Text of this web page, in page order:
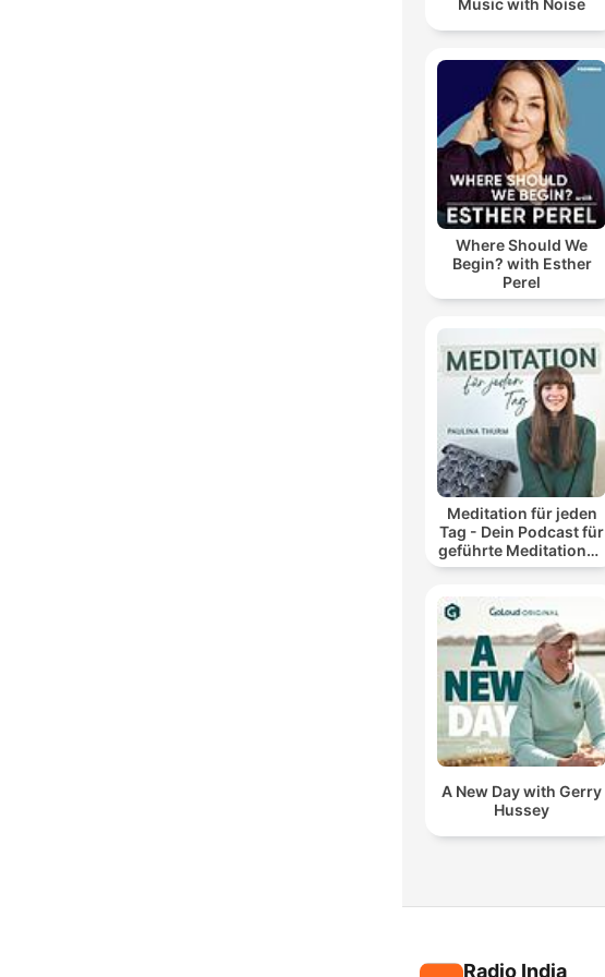
Music with Noise
Where Should We
Begin? with Esther
Perel
Meditation für jeden
Tag - Dein Podcast für
geführte Meditationen
und Entspannung
A New Day with Gerry
Hussey
Radio India